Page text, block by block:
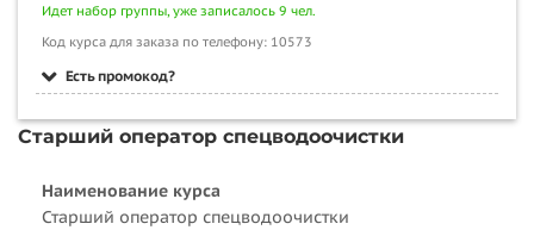
Идет набор группы, уже записалось 9 чел.
Код курса для заказа по телефону: 10573
Есть промокод?
Старший оператор спецводоочистки
Наименование курса
Старший оператор спецводоочистки